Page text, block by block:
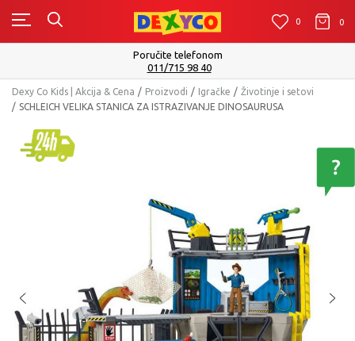
0 0 0
Isporuku možete očekivati u roku od 2 do 4
Dexy Co Kids | Akcija & Cena Proizvodi Igračke
Životinje i setovi
SCHLEICH VELIKA STANICA ZA ISTRAZIVANJE DINOSAURUSA